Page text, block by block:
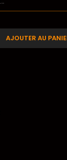
AJOUTER AU